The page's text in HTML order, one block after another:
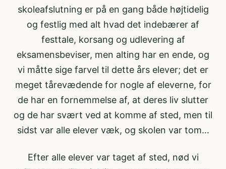
skoleafslutning er på en gang både højtidelig
og festlig med alt hvad det indebærer af
festtale, korsang og udlevering af
eksamensbeviser, men alting har en ende, og
vi måtte sige farvel til dette års elever; det er
meget tårevædende for nogle af eleverne, for
de har en fornemmelse af, at deres liv slutter
og de har svært ved at komme af sted, men til
sidst var alle elever væk, og skolen var tom…
Efter alle elever var taget af sted, nød vi